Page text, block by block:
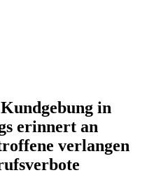
in
erinnert an
verlangen